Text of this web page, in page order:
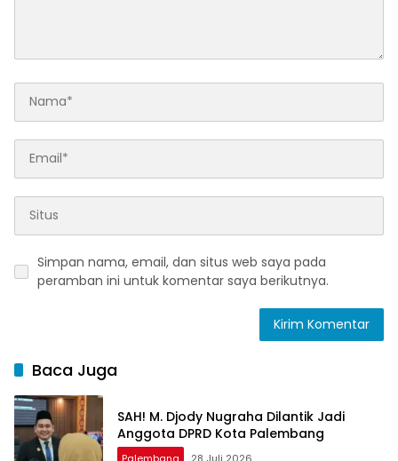
Simpan nama, email, dan situs web saya pada
peramban ini untuk komentar saya berikutnya.
Baca Juga
SAH! M. Djody Nugraha Dilantik Jadi
Anggota DPRD Kota Palembang